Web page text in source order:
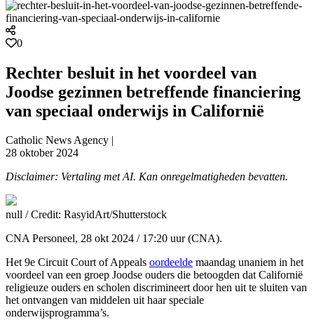
0
Rechter besluit in het voordeel van
Joodse gezinnen betreffende financiering
van speciaal onderwijs in Californië
Catholic News Agency |
28 oktober 2024
Disclaimer: Vertaling met AI. Kan onregelmatigheden bevatten.
null / Credit: RasyidArt/Shutterstock
CNA Personeel, 28 okt 2024 / 17:20 uur (CNA).
Het 9e Circuit Court of Appeals oordeelde maandag unaniem in het
voordeel van een groep Joodse ouders die betoogden dat Californië
religieuze ouders en scholen discrimineert door hen uit te sluiten van
het ontvangen van middelen uit haar speciale
onderwijsprogramma’s.